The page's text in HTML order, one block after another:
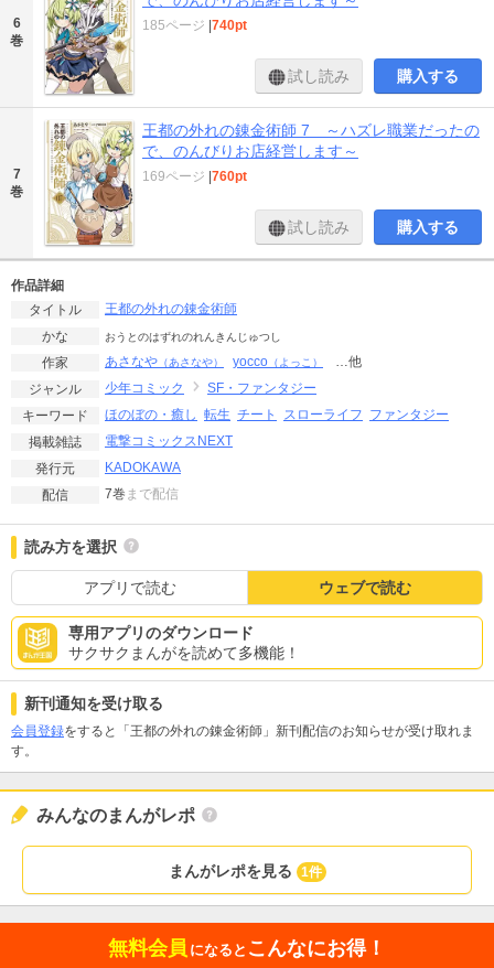
6
巻
185ページ |740pt
試し読み 購入する
7
巻
王都の外れの錬金術師 7 ～ハズレ職業だったの
で、のんびりお店経営します～
169ページ |760pt
試し読み 購入する
作品詳細
タイトル
王都の外れの錬金術師
かな
おうとのはずれのれんきんじゅつし
作家 あさなや （あさなや） yocco （よっこ）
…他
ジャンル
少年コミック
SF・ファンタジー
キーワード
ほのぼの・癒し 転生 チート スローライフ ファンタジー
掲載雑誌
電撃コミックスNEXT
発行元
KADOKAWA
配信
7巻 まで配信
読み方を選択
アプリで読む ウェブで読む
専用アプリのダウンロード
サクサクまんがを読めて多機能！
新刊通知を受け取る
会員登録をすると「王都の外れの錬金術師」新刊配信のお知らせが受け取れま
す。
みんなのまんがレポ
まんがレポを見る 1件
無料会員 になると こんなにお得！